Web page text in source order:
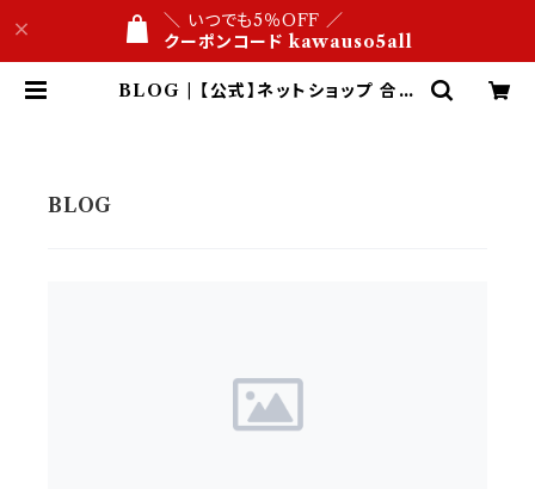
＼ いつでも5％OFF ／
クーポンコード kawauso5all
BLOG | 【公式】ネットショップ 合皮